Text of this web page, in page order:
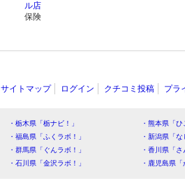
ル店
保険
サイトマップ ログイン クチコミ投稿 プラ
・栃木県「栃ナビ！」
・熊本県「
・福島県「ふくラボ！」
・新潟県「
・群馬県「ぐんラボ！」
・香川県「
・石川県「金沢ラボ！」
・鹿児島県